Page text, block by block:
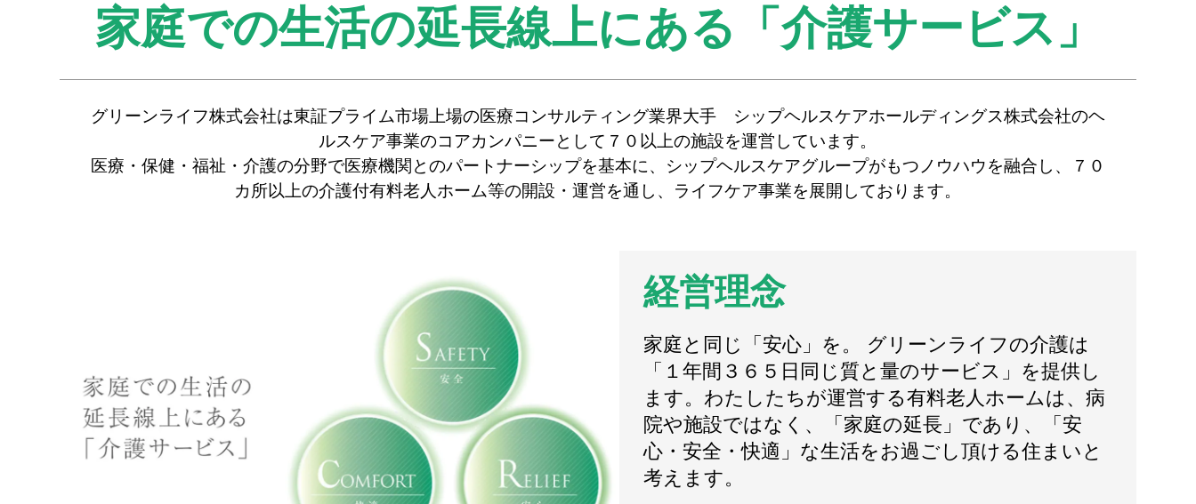
家庭での生活の延長線上にある 「介護サービス」
グリーンライフ株式会社は東証プライム市場上場の医療コンサルティング業界大手 シップヘルスケアホールディングス株式会社のヘ
ルスケア事業のコアカンパニーとして７０以上の施設を運営しています。
医療・保健・福祉・介護の分野で医療機関とのパートナーシップを基本に、シップヘルスケアグループがもつノウハウを融合し、７０
カ所以上の介護付有料老人ホーム等の開設・運営を通し、ライフケア事業を展開しております。
経営理念
家庭と同じ「安心」を。 グリーンライフの介護は
「１年間３６５日同じ質と量のサービス」を提供し
ます。わたしたちが運営する有料老人ホームは、病
院や施設ではなく、「家庭の延長」であり、「安
心・安全・快適」な生活をお過ごし頂ける住まいと
考えます。